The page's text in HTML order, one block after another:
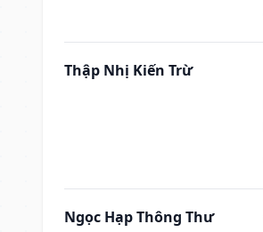
Thập Nhị Kiến Trừ
Ngọc Hạp Thông Thư